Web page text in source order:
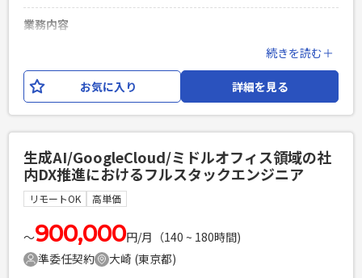
業務内容
効率化プロジェクトが推進されています。 本案件は、単に決
まった仕様書通りに作るのではなく、AI活用のアイディアや方
針に基づき、「どのようなアーキテクチャで、 どう実装すべ
必須スキル
※下記必須スキルの内容すべてをカバーしている必要はありま
せんが、 生成AIの経験(業務効率化PJやアプリ開発)、クラウ
ドインフラの経験は必須です。 ・インフラの設計・構築経験
・Pythonの経験 ・Azure環境の構築経験 ・RAG環境構築の経
験（社内情報の検索性向上） ・AIエージェント実装の経験
続きを読む＋
お気に入り 詳細を見る
生成AI/GoogleCloud/ミドルオフィス領域の社
内DX推進におけるフルスタックエンジニア
リモートOK 高単価
〜900,000円/月（140 ~ 180時間)
準委任契約
大崎 (東京都)